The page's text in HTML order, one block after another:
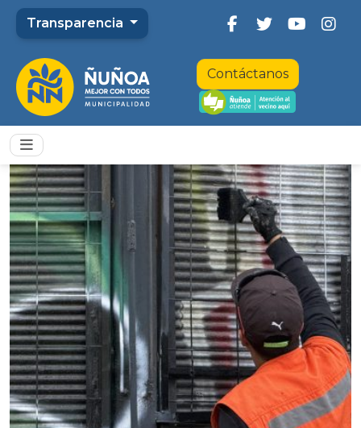
Transparencia
Contáctanos